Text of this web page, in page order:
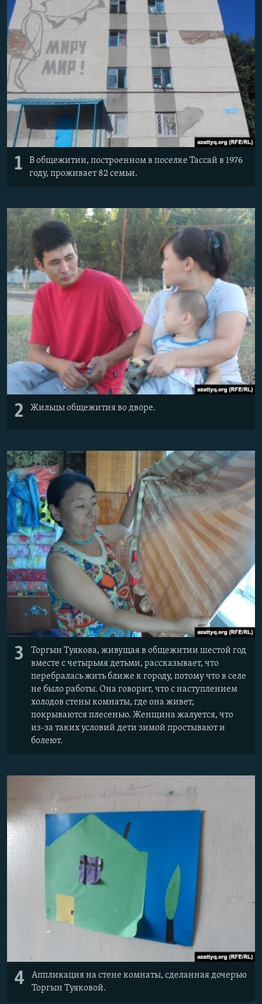
1
В общежитии, построенном в поселке Тассай в 1976
году, проживает 82 семьи.
2 Жильцы общежития во дворе.
3
Торгын Туякова, живущая в общежитии шестой год
вместе с четырьмя детьми, рассказывает, что
перебралась жить ближе к городу, потому что в селе
не было работы. Она говорит, что с наступлением
холодов стены комнаты, где она живет,
покрываются плесенью. Женщина жалуется, что
из-за таких условий дети зимой простывают и
болеют.
4
Аппликация на стене комнаты, сделанная дочерью
Торгын Туяковой.